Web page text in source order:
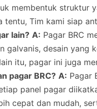
membentuk struktur
tentu, Tim kami siap
lain? A: Pagar BRC
galvanis, desain yang
itu, pagar ini juga
pagar BRC? A: Pagar
panel pagar
cepat dan mudah,